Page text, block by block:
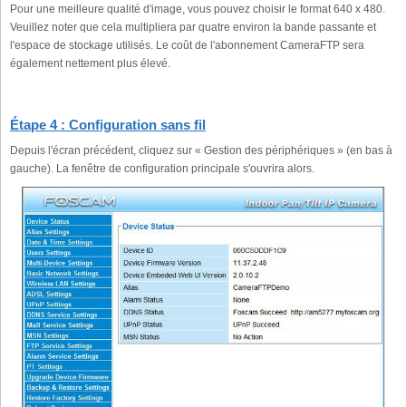
Pour une meilleure qualité d'image, vous pouvez choisir le format 640 x 480.
Veuillez noter que cela multipliera par quatre environ la bande passante et
l'espace de stockage utilisés. Le coût de l'abonnement CameraFTP sera
également nettement plus élevé.
Étape 4 : Configuration sans fil
Depuis l'écran précédent, cliquez sur « Gestion des périphériques » (en bas à
gauche). La fenêtre de configuration principale s'ouvrira alors.